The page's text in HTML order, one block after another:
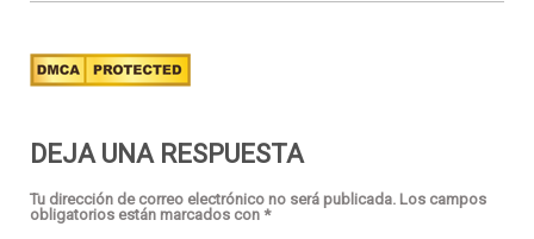
DEJA UNA RESPUESTA
Tu dirección de correo electrónico no será publicada. Los campos
obligatorios están marcados con *